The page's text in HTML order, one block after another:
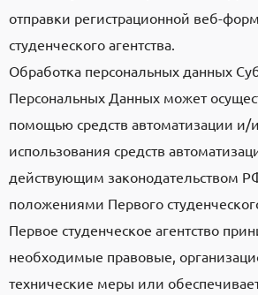
отправки регистрационной веб-
студенческого агентства.
Обработка персональных данных
Персональных Данных может
помощью средств автоматизации и/
использования средств
действующим законодательством
положениями Первого
Первое студенческое агентство
необходимые правовые,
технические меры или